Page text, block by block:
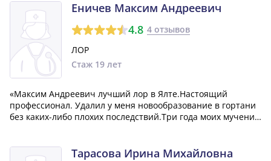
Еничев Максим Андреевич
4.8 4 отзывов
ЛОР
Стаж 19 лет
«Максим Андреевич лучший лор в Ялте.Настоящий
профессионал. Удалил у меня новообразование в гортани
без каких-либо плохих последствий.Три года моих мучений
лор.органами.»Тарасова Ирина Михайловна